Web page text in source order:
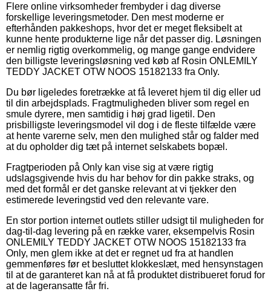
Flere online virksomheder frembyder i dag diverse
forskellige leveringsmetoder. Den mest moderne er
efterhånden pakkeshops, hvor det er meget fleksibelt at
kunne hente produkterne lige når det passer dig. Løsningen
er nemlig rigtig overkommelig, og mange gange endvidere
den billigste leveringsløsning ved køb af Rosin ONLEMILY
TEDDY JACKET OTW NOOS 15182133 fra Only.
Du bør ligeledes foretrække at få leveret hjem til dig eller ud
til din arbejdsplads. Fragtmuligheden bliver som regel en
smule dyrere, men samtidig i høj grad ligetil. Den
prisbilligste leveringsmodel vil dog i de fleste tilfælde være
at hente varerne selv, men den mulighed står og falder med
at du opholder dig tæt på internet selskabets bopæl.
Fragtperioden på Only kan vise sig at være rigtig
udslagsgivende hvis du har behov for din pakke straks, og
med det formål er det ganske relevant at vi tjekker den
estimerede leveringstid ved den relevante vare.
En stor portion internet outlets stiller udsigt til muligheden for
dag-til-dag levering på en række varer, eksempelvis Rosin
ONLEMILY TEDDY JACKET OTW NOOS 15182133 fra
Only, men glem ikke at det er regnet ud fra at handlen
gemmenføres før et besluttet klokkeslæt, med hensynstagen
til at de garanteret kan nå at få produktet distribueret forud for
at de lageransatte får fri.